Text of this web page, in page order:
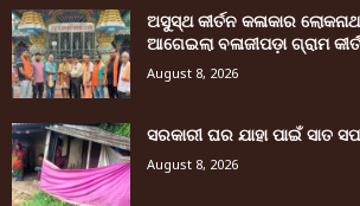
ଅସୁସ୍ଥ କୀର୍ତନ କଳାକାର
ଆଗେଇଲା ବଳାଜୀପଡ଼ା ଗ୍ରାମ
August 8, 2026
ସରକାରୀ ଘର ଯାହା ପାଇଁ ସାତ
August 8, 2026